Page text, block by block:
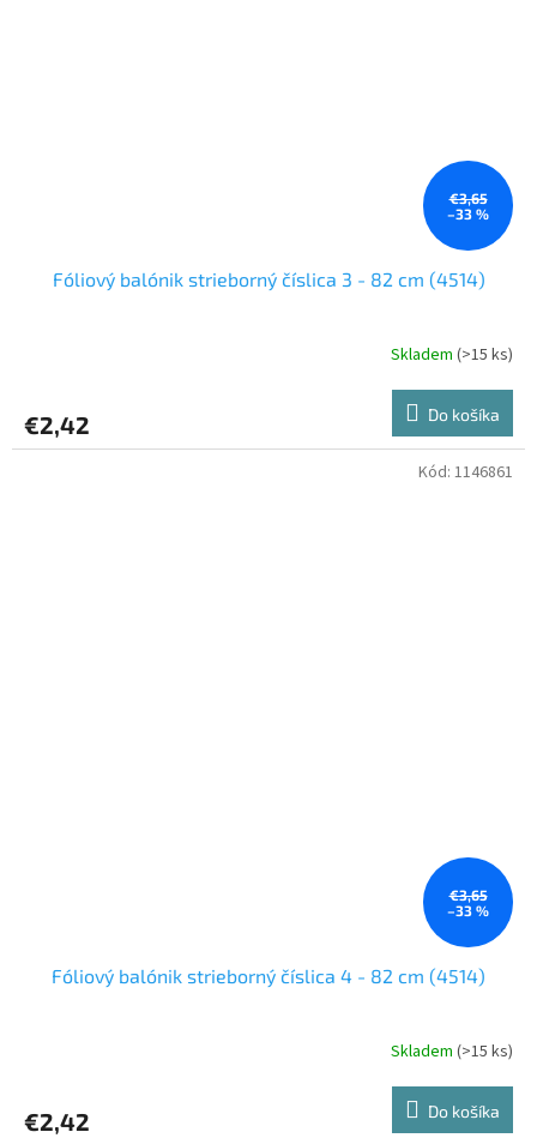
€3,65
–33 %
Fóliový balónik strieborný číslica 3 - 82 cm (4514)
Skladem (>15 ks)
€2,42 Do košíka
€3,65
–33 %
Fóliový balónik strieborný číslica 4 - 82 cm (4514)
Skladem (>15 ks)
€2,42 Do košíka
Kód: 1146861